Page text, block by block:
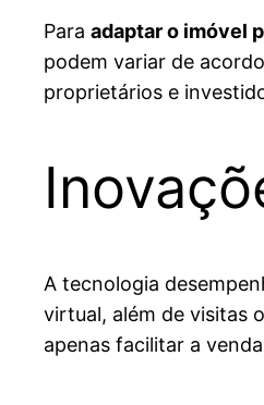
Para adaptar o imóvel
podem variar de
proprietários e
A tecnologia
virtual, além de visitas
apenas facilitar a